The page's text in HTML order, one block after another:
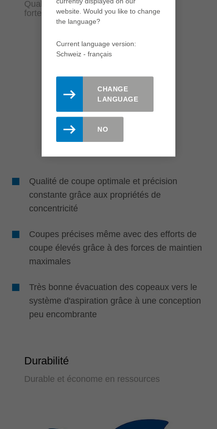
Qualité d'usinage parfaite, même sous
fortes sollicitations
Qualité de coupe optimale et précision
constante grâce aux propriétés de
concentricité
Coupes précises même avec des efforts de
coupe élevés grâce à des forces de maintien
maximales
Très bonne évacuation des copeaux vers le
système d'aspiration grâce à une conception
peu encombrante
Durabilité
Durable et économe en ressources
website. Would you like to change
the language?
Current language version:
Schweiz - français
CHANGE
LANGUAGE
NO